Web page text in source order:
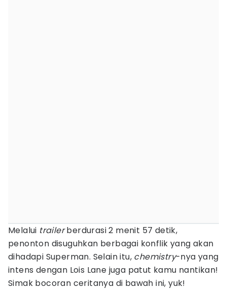
Melalui trailerberdurasi 2 menit 57 detik,
penonton disuguhkan berbagai konflik yang akan
dihadapi Superman. Selain itu, chemistry-nya yang
intens dengan Lois Lane juga patut kamu nantikan!
Simak bocoran ceritanya di bawah ini, yuk!